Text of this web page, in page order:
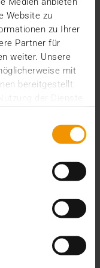
Website zu
zu Ihrer
Partner für
weiter. Unsere
mit
bereitgestellt
in